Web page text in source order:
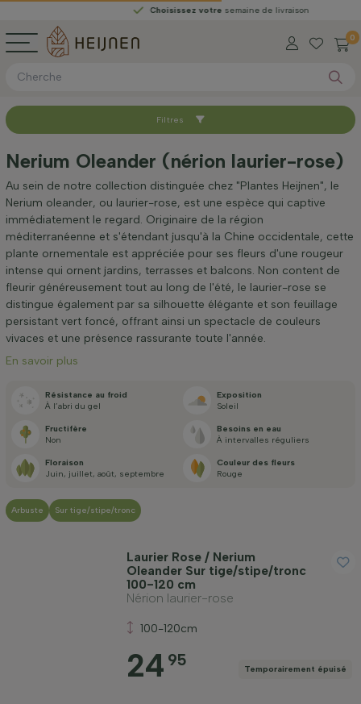
Choisissez votresemaine de livraison
0
Trier par
Couleur des fleurs
Type
Mois de floraison
Prix
Port
Filtres
Nerium Oleander (nérion laurier-rose)
Au sein de notre collection distinguée chez "Plantes Heijnen", le
Nerium oleander, ou laurier-rose, est une espèce qui captive
immédiatement le regard. Originaire de la région
méditerranéenne et s'étendant jusqu'à la Chine occidentale, cette
plante ornementale est appréciée pour ses fleurs d'une rougeur
intense qui ornent jardins, terrasses et balcons. Non content de
fleurir généreusement tout au long de l'été, le laurier-rose se
distingue également par sa silhouette élégante et son feuillage
persistant vert foncé, offrant ainsi un spectacle de couleurs
vivaces et une présence rassurante toute l'année.
En savoir plus
Résistance au froid
À l’abri du gel
Exposition
Soleil
Fructifère
Non
Besoins en eau
À intervalles réguliers
Floraison
Juin, juillet, août, septembre
Couleur des fleurs
Rouge
Arbuste Sur tige/stipe/tronc
Laurier Rose / Nerium
Oleander Sur tige/stipe/tronc
100-120 cm
Nérion laurier-rose
100-120cm
24 95 Temporairement épuisé